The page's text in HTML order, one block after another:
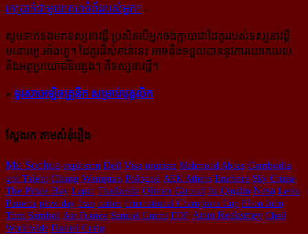
រក​​ប្រាក់​​ជា​​មួយ​​គេហទំព័រ​​របស់​​អ្នក? -
សូម​ទាក់ទង​មក​ទស្សនាវដ្ដី ប្រសិន​បើ​អ្នក​ចង់​ក្លាយ​ជា​ដៃគូរ​របស់​ទស្សនាវដ្ដី​
មនោរម្យ.អាំងហ្វូ។ ដៃ​គូរ​ដ៏​សំខាន់​នេះ អាច​នឹង​ទទួល​បាន​នូវ​ការ​យោគយល់
និង​អត្ថ​ប្រយោជន៍​ផ្សេងៗ ពីទស្សនាវដ្ដី។
» ទូរសាអេឡិចត្រូនិក សម្រាប់បុគ្គលិក
ស្វែងរក តាមសំនុំរឿង
Mu Sochua explosion Dell Visa touriste Mahmoud Abbas Cambodia
got Talent Chang Wanquan Pologne AEK Athens Enchere Sky Cruise
The Pirate Bay Lapin Thaïlande Olivier Giroud Jia Qinglin Nasa Leon
Panetta plow day Iran nation International Champions Cup Elton John
Tum Sambol Air France Samuel Umtiti EDF Arun Reaksmey Cheil
Worldwide Daniel Craig